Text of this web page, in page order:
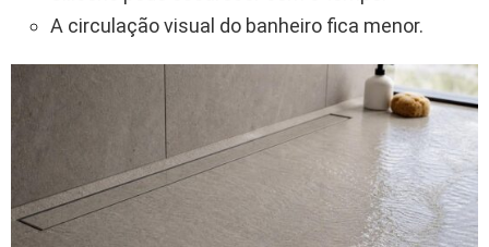
A circulação visual do banheiro fica menor.